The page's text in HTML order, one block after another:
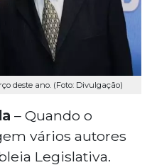
deste ano. (Foto: Divulgação)
– Quando o
vários autores
Legislativa.